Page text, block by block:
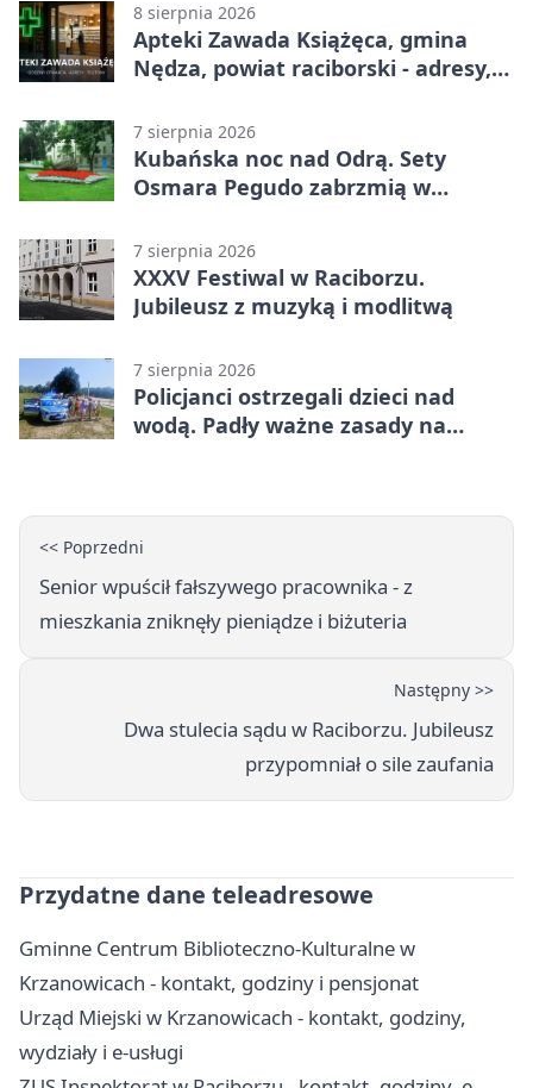
8 sierpnia 2026
Apteki Zawada Książęca, gmina
Nędza, powiat raciborski - adresy,
7 sierpnia 2026
Kubańska noc nad Odrą. Sety
Osmara Pegudo zabrzmią w
7 sierpnia 2026
XXXV Festiwal w Raciborzu.
Jubileusz z muzyką i modlitwą
7 sierpnia 2026
Policjanci ostrzegali dzieci nad
wodą. Padły ważne zasady na
<< Poprzedni
Senior wpuścił fałszywego pracownika - z
mieszkania zniknęły pieniądze i biżuteria
Następny >>
Dwa stulecia sądu w Raciborzu. Jubileusz
przypomniał o sile zaufania
Przydatne dane teleadresowe
Gminne Centrum Biblioteczno-Kulturalne w
Krzanowicach - kontakt, godziny i pensjonat
Urząd Miejski w Krzanowicach - kontakt, godziny,
wydziały i e-usługi